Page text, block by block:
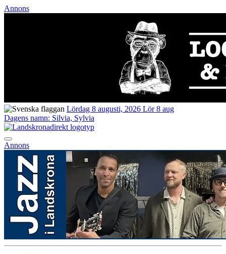
Annons
Lördag 8 augusti, 2026 Lör 8 aug
Dagens namn: Silvia, Sylvia
Annons